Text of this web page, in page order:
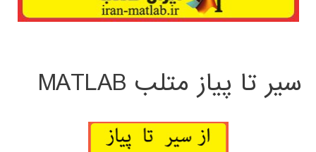
سیر تا پیاز متلب MATLAB